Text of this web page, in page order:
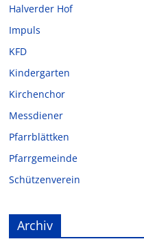
Halverder Hof
Impuls
KFD
Kindergarten
Kirchenchor
Messdiener
Pfarrblättken
Pfarrgemeinde
Schützenverein
Archiv